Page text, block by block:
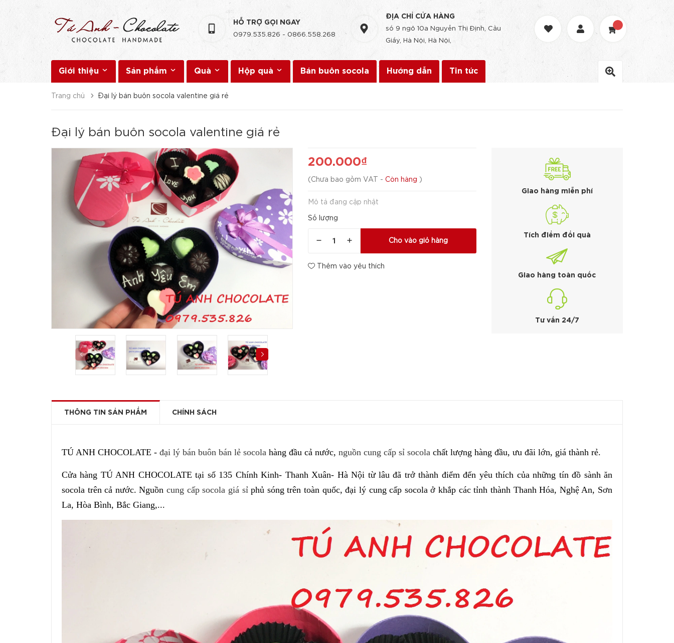
HỖ TRỢ GỌI NGAY
0979.535.826 - 0866.558.268
ĐỊA CHỈ CỬA HÀNG
số 9 ngõ 10a Nguyễn Thị Định, Cầu
Giấy, Hà Nội, Hà Nội,
Giới thiệu Sản phẩm Quà Hộp quà Bán buôn socola Hướng dẫn Tin tức
Trang chủ Đại lý bán buôn socola valentine giá rẻ
Đại lý bán buôn socola valentine giá rẻ
200.000₫
( Chưa bao gồm VAT - Còn hàng )
Mô tả đang cập nhật
Số lượng
Cho vào giỏ hàng
Thêm vào yêu thích
Giao hàng miễn phí
Tích điểm đổi quà
Giao hàng toàn quốc
Tư vấn 24/7
THÔNG TIN SẢN PHẨM CHÍNH SÁCH
TÚ ANH CHOCOLATE - đại lý bán buôn bán lẻ socola hàng đầu cả nước, nguồn cung cấp sỉ socola chất lượng hàng đầu, ưu đãi lớn, giá thành rẻ.
Cửa hàng TÚ ANH CHOCOLATE tại số 135 Chính Kinh- Thanh Xuân- Hà Nội từ lâu đã trở thành điểm đến yêu thích của những tín đồ sành ăn
socola trên cả nước. Nguồncung cấp socola giá sỉ phủ sóng trên toàn quốc, đại lý cung cấp socola ở khắp các tỉnh thành Thanh Hóa, Nghệ An, Sơn
La, Hòa Bình, Bắc Giang,...